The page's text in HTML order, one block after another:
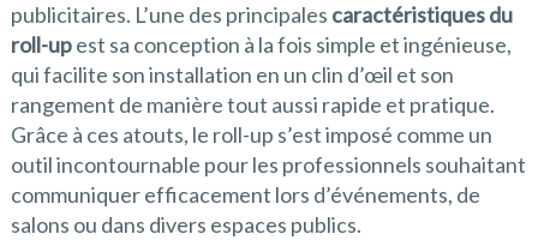
publicitaires. L’une des principales caractéristiques du
roll-upest sa conception à la fois simple et ingénieuse,
qui facilite son installation en un clin d’œil et son
rangement de manière tout aussi rapide et pratique.
Grâce à ces atouts, le roll-up s’est imposé comme un
outil incontournable pour les professionnels souhaitant
communiquer efficacement lors d’événements, de
salons ou dans divers espaces publics.